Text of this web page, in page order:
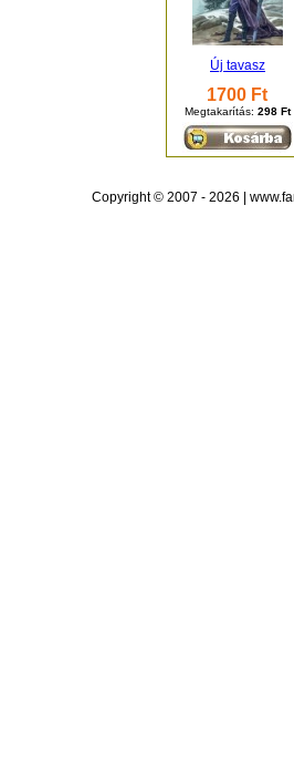
Új tavasz
1700 Ft
Megtakarítás: 298 Ft
Copyright © 2007 - 2026 |